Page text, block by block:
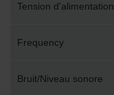
Tension d'alimentation
Frequency
Bruit/Niveau sonore